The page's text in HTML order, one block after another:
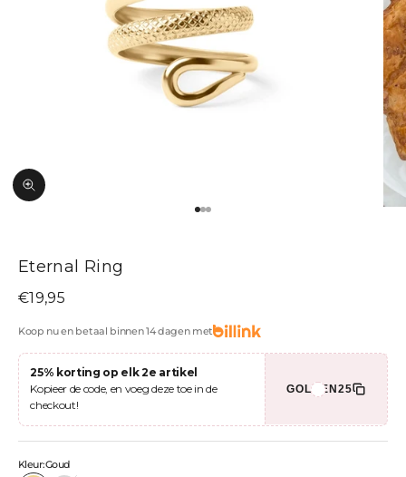
In-/uitzoomen
Naar artikel 1
Naar artikel 2
Naar artikel 3
Eternal Ring
Aanbiedingsprijs
€19,95
Koop nu en betaal binnen 14 dagen met
25% korting op elk 2e artikel
Kopieer de code, en voeg deze toe in de
checkout!
GOLDEN25
Kleur:Goud